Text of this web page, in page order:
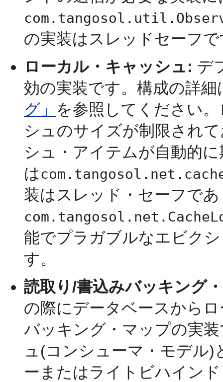
の実装はスレッドセーフ
ローカル・キャッシュ: デ
効の実装です。構成の詳細
グ」 を参照してください
シュのサイズが制限され
シュ・アイテムが自動的
は
装はスレッド・セーフで
能でプラガブルなエビク
す。
読取り/書込みバッキング
の際にデータベースから
バッキング・マップの実
ュ(コンシューマ・モデル
ーまたはライトビハイン